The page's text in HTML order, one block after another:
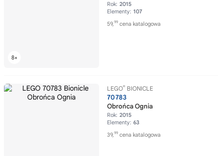
Rok: 2015
Elementy: 107
59,99 cena katalogowa
LEGO® BIONICLE
70783
Obrońca Ognia
Rok: 2015
Elementy: 63
39,99 cena katalogowa